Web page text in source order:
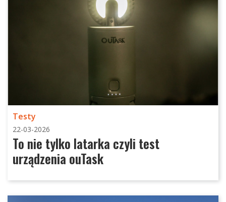
Testy
22-03-2026
To nie tylko latarka czyli test
urządzenia ouTask